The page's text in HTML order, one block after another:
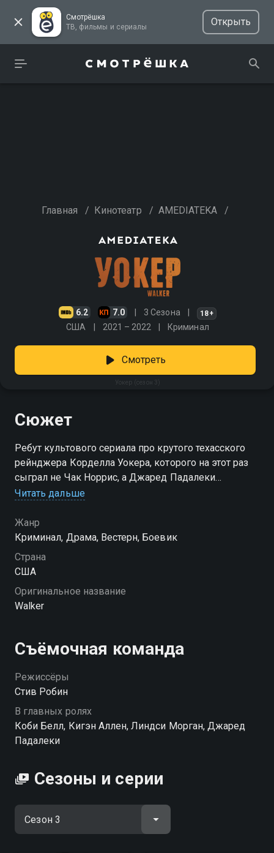
Смотрёшка
ТВ, фильмы и сериалы
Открыть
Главная / Кинотеатр / AMEDIATEKA /
6.2 7.0 3 Сезона 18+
США 2021 – 2022 Криминал
Уокер (сезон 3)
Смотреть
Сюжет
Ребут культового сериала про крутого техасского
рейнджера Корделла Уокера, которого на этот раз
сыграл не Чак Норрис, а Джаред Падалеки
можете совершенно бесплатно в хорошем HD
качестве на Смотрёшке
Читать дальше
Жанр
Криминал, Драма, Вестерн, Боевик
Страна
США
Оригинальное название
Walker
Съёмочная команда
Режиссёры
Стив Робин
В главных ролях
Коби Белл, Кигэн Аллен, Линдси Морган, Джаред
Падалеки
Сезоны и серии